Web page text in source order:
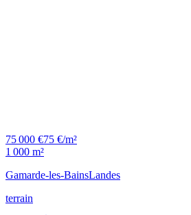
75 000 €75 €/m²
1 000 m²
Gamarde-les-BainsLandes
terrain